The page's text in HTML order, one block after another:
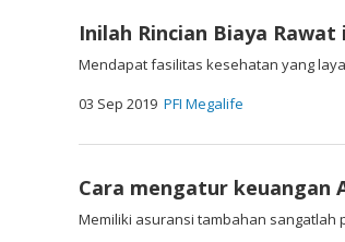
Inilah Rincian Biaya
Mendapat fasilitas kesehatan yang
03 Sep 2019 PFI Megalife
Cara mengatur keuangan
Memiliki asuransi tambahan sangatlah